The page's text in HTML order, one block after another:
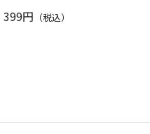
399円 （税込）